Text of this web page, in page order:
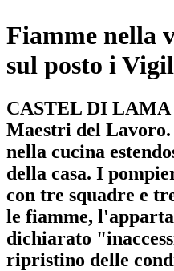
Fiamme nella
sul posto i
CASTEL DI
Maestri del Lavoro.
nella cucina
della casa. I
con tre squadre e
le fiamme,
dichiarato
ripristino delle